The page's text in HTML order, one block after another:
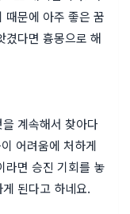
때문에 아주 좋은 꿈
겼다면 흉몽으로 해
계속해서 찾아다
어려움에 처하게
라면 승진 기회를 놓
된다고 하네요.